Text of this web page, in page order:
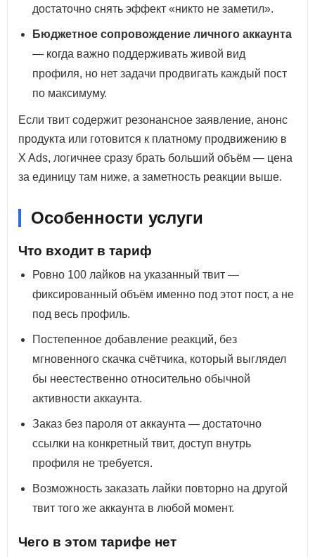
достаточно снять эффект «никто не заметил».
Бюджетное сопровождение личного аккаунта
— когда важно поддерживать живой вид
профиля, но нет задачи продвигать каждый пост
по максимуму.
Если твит содержит резонансное заявление, анонс
продукта или готовится к платному продвижению в
X Ads, логичнее сразу брать больший объём — цена
за единицу там ниже, а заметность реакции выше.
Особенности услуги
Что входит в тариф
Ровно 100 лайков на указанный твит —
фиксированный объём именно под этот пост, а не
под весь профиль.
Постепенное добавление реакций, без
мгновенного скачка счётчика, который выглядел
бы неестественно относительно обычной
активности аккаунта.
Заказ без пароля от аккаунта — достаточно
ссылки на конкретный твит, доступ внутрь
профиля не требуется.
Возможность заказать лайки повторно на другой
твит того же аккаунта в любой момент.
Чего в этом тарифе нет